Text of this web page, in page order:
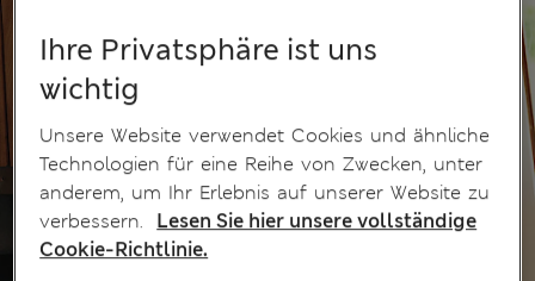
Ihre Privatsphäre ist uns
wichtig
Unsere Website verwendet Cookies und ähnliche
Technologien für eine Reihe von Zwecken, unter
anderem, um Ihr Erlebnis auf unserer Website zu
verbessern.
Lesen Sie hier unsere vollständige
Cookie-Richtlinie.